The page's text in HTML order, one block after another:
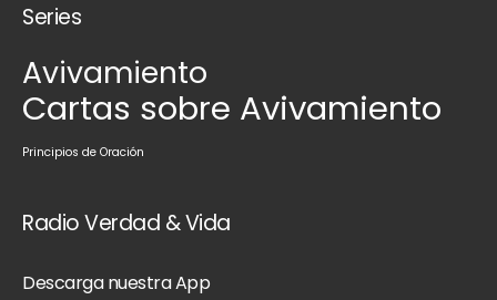
Series
Avivamiento
Cartas sobre Avivamiento
Principios de Oración
Radio Verdad & Vida
Descarga nuestra App